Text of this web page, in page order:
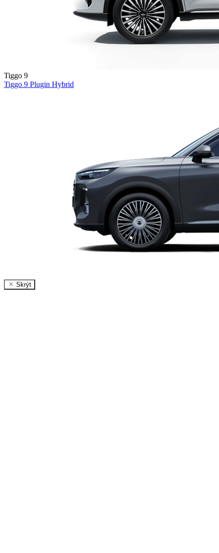
Tiggo 9
Tiggo 9 Plugin Hybrid
Skrýt